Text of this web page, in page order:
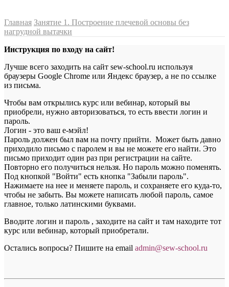
Главная Занятие 1. Построение плечевой основы без
нагрудной вытачки
Инструкция по входу на сайт!
Лучше всего заходить на сайт sew-school.ru используя
браузеры Google Chrome или Яндекс браузер, а не по ссылке
из письма.
Чтобы вам открылись курс или вебинар, который вы
приобрели, нужно авторизоваться, то есть ввести логин и
пароль.
Логин - это ваш е-мэйл!
Пароль должен был вам на почту прийти. Может быть давно
приходило письмо с паролем и вы не можете его найти. Это
письмо приходит один раз при регистрации на сайте.
Повторно его получиться нельзя. Но пароль можно поменять.
Под кнопкой "Войти" есть кнопка "Забыли пароль".
Нажимаете на нее и меняете пароль, и сохраняете его куда-то,
чтобы не забыть. Вы можете написать любой пароль, самое
главное, только латинскими буквами.
Вводите логин и пароль , заходите на сайт и там находите тот
курс или вебинар, который приобретали.
Остались вопросы? Пишите на email admin@sew-school.ru